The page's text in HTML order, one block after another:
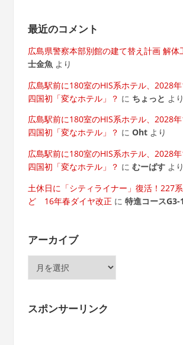
最近のコメント
広島県警察本部別館の建て替え計画 解体
士金魚より
広島駅前に180室のHIS系ホテル、2028
四国初「変なホテル」？ に ちょっと より
広島駅前に180室のHIS系ホテル、2028
四国初「変なホテル」？ に Ohtより
広島駅前に180室のHIS系ホテル、2028
四国初「変なホテル」？ に むーばすより
土休日に「シティライナー」復活！227
ど 16年春ダイヤ改正 に 特進コースG3-1
アーカイブ
ブ
スポンサーリンク